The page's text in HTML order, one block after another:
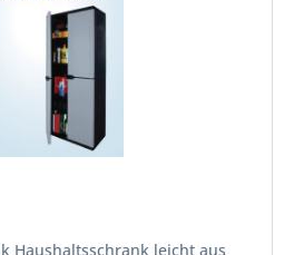
Haushaltsschrank leicht aus